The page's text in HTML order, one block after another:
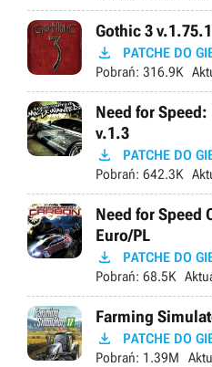
Gothic 3
 PATCHE DO
Pobrań: 316.9K
Need for
v.1.3
 PATCHE DO
Pobrań: 642.3K
Need for Speed
Euro/PL
 PATCHE DO
Pobrań: 68.5K
Farming
 PATCHE DO
Pobrań: 1.39M